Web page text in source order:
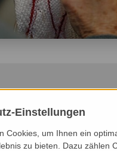
NÄCHSTER MONAT
NÄCHSTE 6 MONATE
Einstellungen
Cookies, um Ihnen ein
zu bieten. Dazu zählen